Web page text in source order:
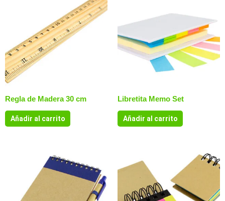
Regla de Madera 30 cm
Añadir al carrito
Libretita Memo Set
Añadir al carrito